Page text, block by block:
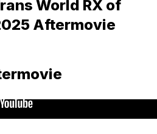
World RX of
Aftermovie